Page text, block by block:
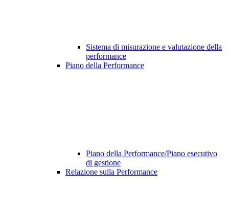
Sistema di misurazione e valutazione della
performance
Piano della Performance
Piano della Performance/Piano esecutivo
di gestione
Relazione sulla Performance